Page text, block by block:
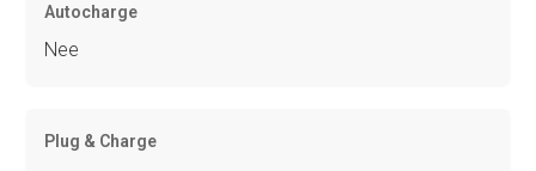
Autocharge
Nee
Plug & Charge